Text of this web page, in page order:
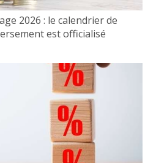
2026 : le calendrier de
est officialisé